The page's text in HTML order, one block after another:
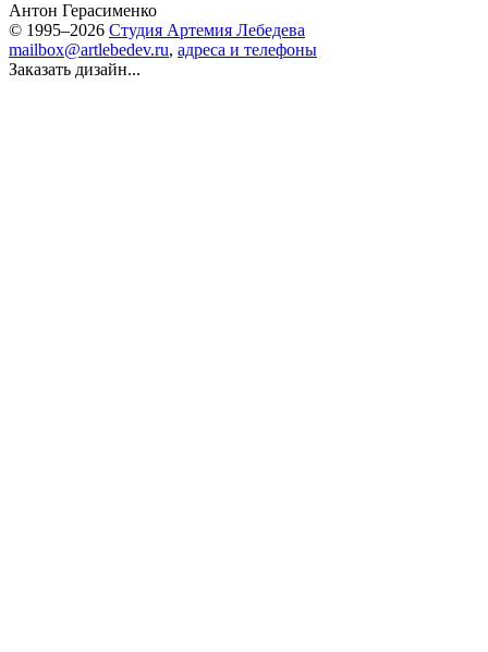
Антон Герасименко
© 1995–2026 Студия Артемия Лебедева
mailbox@artlebedev.ru, адреса и телефоны
Заказать дизайн...